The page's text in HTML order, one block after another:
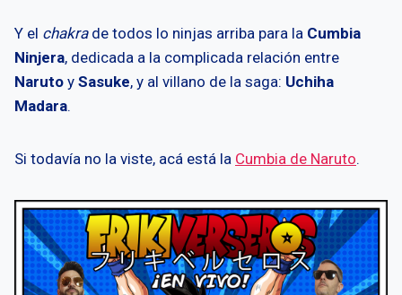
Y el chakra de todos lo ninjas arriba para la Cumbia
Ninjera, dedicada a la complicada relación entre
Naruto y Sasuke, y al villano de la saga: Uchiha
Madara.
Si todavía no la viste, acá está la Cumbia de Naruto.